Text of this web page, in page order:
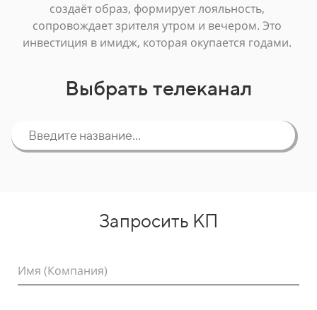
создаёт образ, формирует лояльность,
сопровождает зрителя утром и вечером. Это
инвестиция в имидж, которая окупается годами.
Выбрать телеканал
Запросить КП
Имя (Компания)